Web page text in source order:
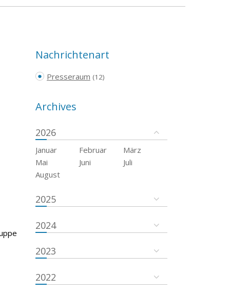
Nachrichtenart
Presseraum (12)
Archives
2026
Januar Februar
März
Mai
Juni
Juli
August
2025
2024
2023
2022